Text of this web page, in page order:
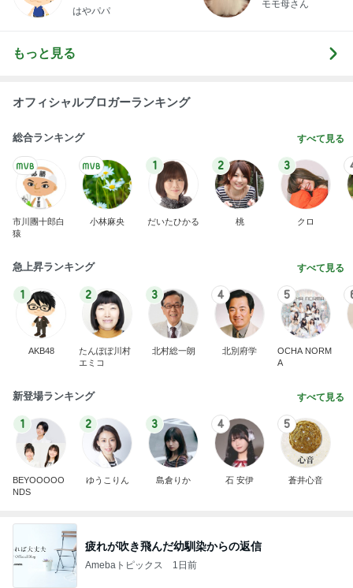
はやパパ
モモ母さん
もっと見る
オフィシャルブロガーランキング
総合ランキング すべて見る
市川團十郎白
猿
小林麻央
1
だいたひかる
2
桃
3
クロ
急上昇ランキング すべて見る
1
AKB48
2
たんぽぽ川村
エミコ
3
北村総一朗
4
北別府学
5
OCHA NORM
A
新登場ランキング すべて見る
1
BEYOOOOO
NDS
2
ゆうこりん
3
島倉りか
4
石 安伊
5
蒼井心音
疲れが吹き飛んだ幼馴染からの返信
Amebaトピックス 1日前